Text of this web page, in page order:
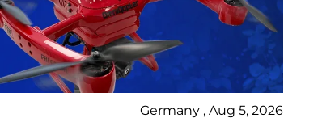
Germany , Aug 5, 2026